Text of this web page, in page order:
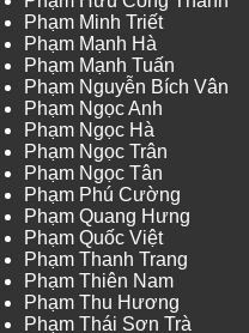
Phạm Minh Triết
Phạm Mạnh Hà
Phạm Mạnh Tuấn
Phạm Nguyễn Bích Vân
Phạm Ngọc Anh
Phạm Ngọc Hà
Phạm Ngọc Trân
Phạm Ngọc Tân
Phạm Phú Cường
Phạm Quang Hưng
Phạm Quốc Việt
Phạm Thanh Trang
Phạm Thiên Nam
Phạm Thu Hương
Phạm Thái Sơn Trà